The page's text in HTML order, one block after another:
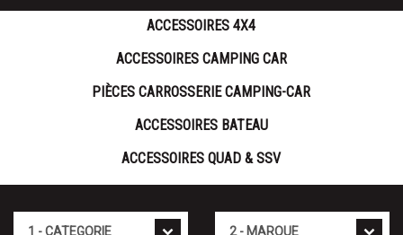
ACCESSOIRES 4X4
ACCESSOIRES CAMPING CAR
PIÈCES CARROSSERIE CAMPING-CAR
ACCESSOIRES BATEAU
ACCESSOIRES QUAD & SSV